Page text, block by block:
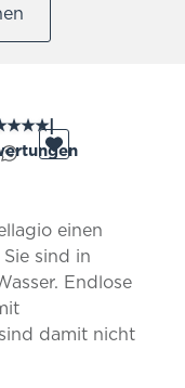
★★★|
einen
sind in
Endlose
damit nicht